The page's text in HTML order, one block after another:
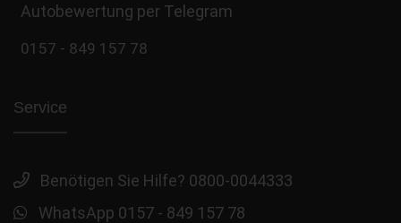
Autobewertung per Telegram
0157 - 849 157 78
Service
Benötigen Sie Hilfe? 0800-0044333
WhatsApp 0157 - 849 157 78